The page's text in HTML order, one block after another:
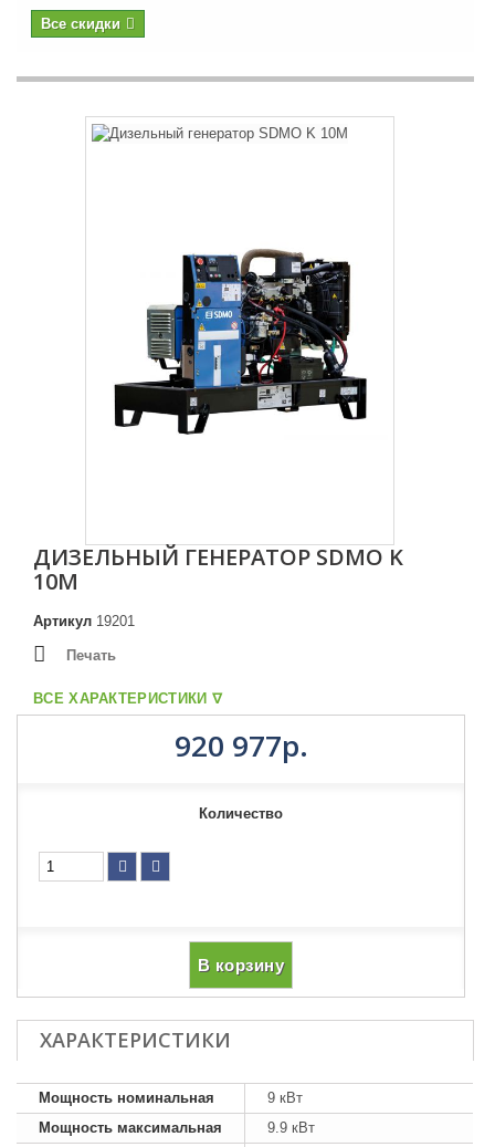
Все скидки
ДИЗЕЛЬНЫЙ ГЕНЕРАТОР SDMO K
10M
Артикул 19201
Печать
ВСЕ ХАРАКТЕРИСТИКИ ᐁ
920 977р.
Количество
В корзину
ХАРАКТЕРИСТИКИ
Мощность номинальная
9 кВт
Мощность максимальная
9.9 кВт